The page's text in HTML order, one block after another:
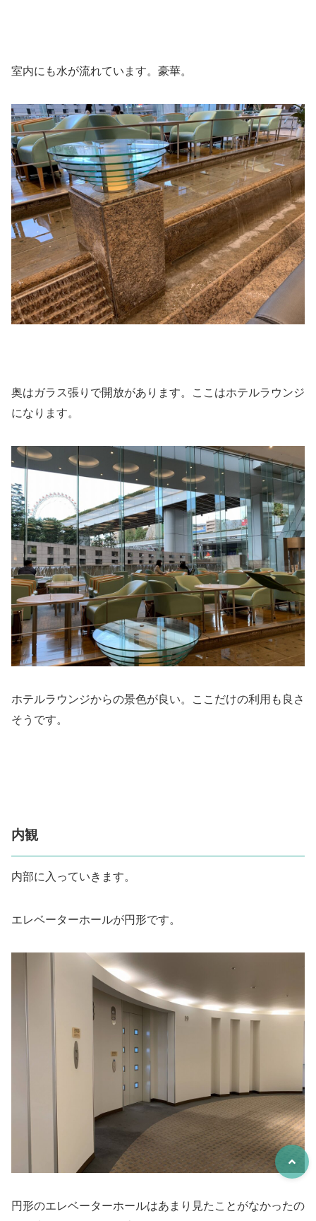
室内にも水が流れています。豪華。
奥はガラス張りで開放があります。ここはホテルラウンジ
になります。
ホテルラウンジからの景色が良い。ここだけの利用も良さ
そうです。
内観
内部に入っていきます。
エレベーターホールが円形です。
円形のエレベーターホールはあまり見たことがなかったの